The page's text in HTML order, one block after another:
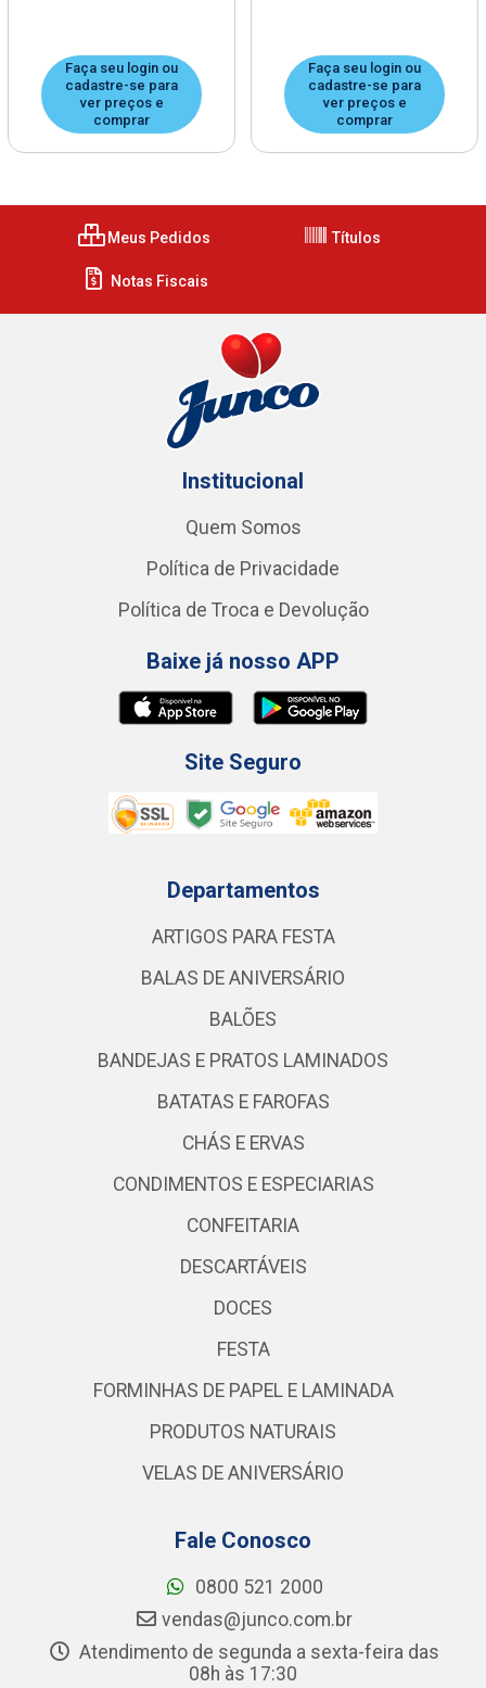
Faça seu login ou
cadastre-se para
ver preços e
comprar
Faça seu login ou
cadastre-se para
ver preços e
comprar
Meus Pedidos Títulos
Notas Fiscais
Institucional
Quem Somos
Política de Privacidade
Política de Troca e Devolução
Baixe já nosso APP
Site Seguro
Departamentos
ARTIGOS PARA FESTA
BALAS DE ANIVERSÁRIO
BALÕES
BANDEJAS E PRATOS LAMINADOS
BATATAS E FAROFAS
CHÁS E ERVAS
CONDIMENTOS E ESPECIARIAS
CONFEITARIA
DESCARTÁVEIS
DOCES
FESTA
FORMINHAS DE PAPEL E LAMINADA
PRODUTOS NATURAIS
VELAS DE ANIVERSÁRIO
Fale Conosco
0800 521 2000
vendas@junco.com.br
Atendimento de segunda a sexta-feira das
08h às 17:30